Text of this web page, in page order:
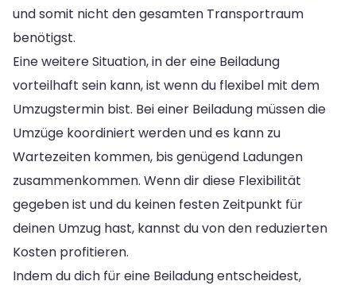
und somit nicht den gesamten Transportraum
benötigst.
Eine weitere Situation, in der eine Beiladung
vorteilhaft sein kann, ist wenn du flexibel mit dem
Umzugstermin bist. Bei einer Beiladung müssen die
Umzüge koordiniert werden und es kann zu
Wartezeiten kommen, bis genügend Ladungen
zusammenkommen. Wenn dir diese Flexibilität
gegeben ist und du keinen festen Zeitpunkt für
deinen Umzug hast, kannst du von den reduzierten
Kosten profitieren.
Indem du dich für eine Beiladung entscheidest,